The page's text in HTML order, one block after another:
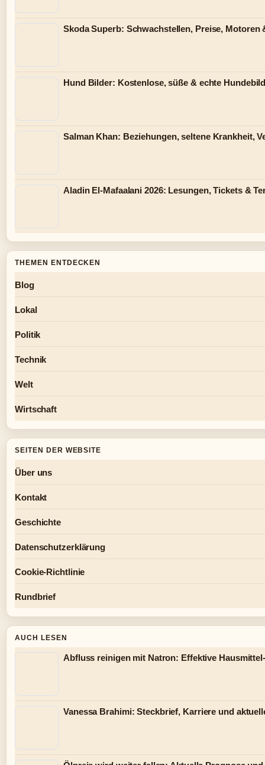
Skoda Superb: Schwachstellen, Preise, Motoren
Hund Bilder: Kostenlose, süße & echte
Salman Khan: Beziehungen, seltene Krankheit,
Aladin El-Mafaalani 2026: Lesungen, Tickets &
THEMEN ENTDECKEN
Blog
Lokal
Politik
Technik
Welt
Wirtschaft
SEITEN DER WEBSITE
Über uns
Kontakt
Geschichte
Datenschutzerklärung
Cookie-Richtlinie
Rundbrief
AUCH LESEN
Abfluss reinigen mit Natron: Effektive
Vanessa Brahimi: Steckbrief, Karriere und